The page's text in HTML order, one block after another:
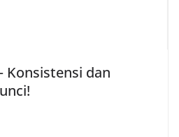
Konsistensi dan